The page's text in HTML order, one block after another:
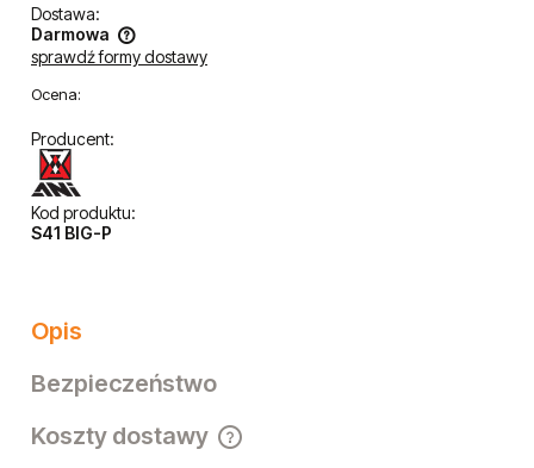
Dostawa:
Darmowa
Cena nie zawiera ewentualnych kosztów płatności
sprawdź formy dostawy
Ocena:
Producent:
Kod produktu:
S41 BIG-P
Opis
Bezpieczeństwo
Koszty dostawy
Cena nie zawiera ewentualnych kosztów płatności